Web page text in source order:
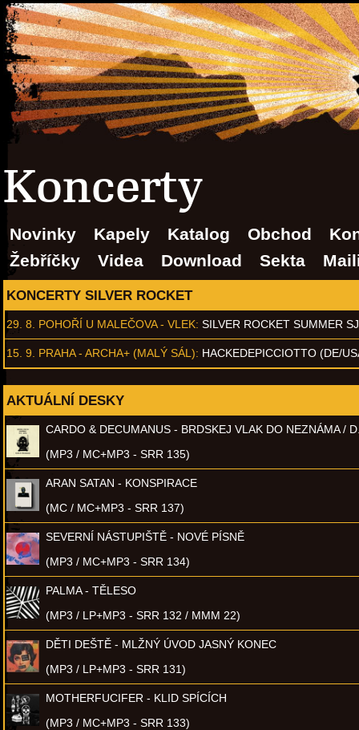
Koncerty
Novinky Kapely Katalog Obchod
Žebříčky
Videa Download Sekta
KONCERTY SILVER ROCKET
29. 8. POHOŘÍ U MALEČOVA - VLEK: SILVER ROCKET SUMMER
15. 9. PRAHA - ARCHA+ (MALÝ SÁL): HACKEDEPICCIOTTO (DE/
AKTUÁLNÍ DESKY
CARDO & DECUMANUS - BRDSKEJ VLAK DO NEZNÁMA /
(MP3 / MC+MP3 - SRR 135)
ARAN SATAN - KONSPIRACE
(MC / MC+MP3 - SRR 137)
SEVERNÍ NÁSTUPIŠTĚ - NOVÉ PÍSNĚ
(MP3 / MC+MP3 - SRR 134)
PALMA - TĚLESO
(MP3 / LP+MP3 - SRR 132 / MMM 22)
DĚTI DEŠTĚ - MLŽNÝ ÚVOD JASNÝ KONEC
(MP3 / LP+MP3 - SRR 131)
MOTHERFUCIFER - KLID SPÍCÍCH
(MP3 / MC+MP3 - SRR 133)